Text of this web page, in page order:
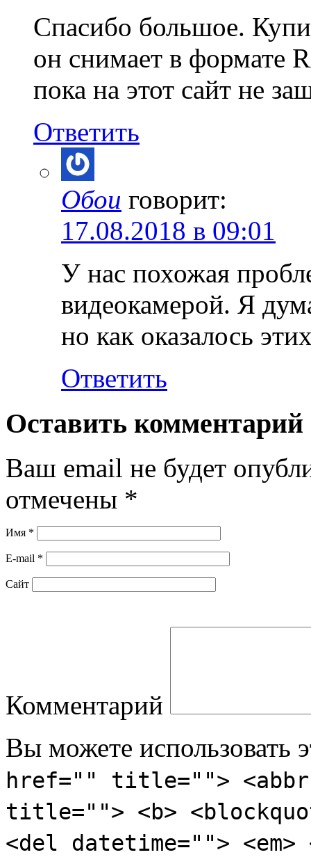
Спасибо большое.
он снимает в формате
пока на этот сайт не
Ответить
Обои говорит:
17.08.2018 в 09:01
У нас похожая
видеокамерой. Я
но как оказалось
Ответить
Оставить комментарий
Ваш email не будет
отмечены *
Имя *
E-mail *
Сайт
Комментарий
Вы можете использовать
href="" title="">
title=""> <b>
<del datetime="">